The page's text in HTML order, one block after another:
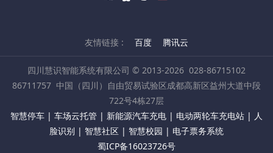
友情链接 : 百度 腾讯云
四川慧识智能系统有限公司 © 2013-2026 028-86715102
86711757 中国（四川）自由贸易试验区成都高新区益州大道中段
722号4栋27层
智慧停车 | 车场云托管 | 新能源汽车充电 | 电动两轮车充电站 | 人
脸识别 | 智慧社区 | 智慧校园 | 电子票务系统
蜀ICP备16023726号